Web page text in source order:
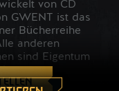
von CD
GWENT ist das
Bücherreihe
anderen
sind Eigentum